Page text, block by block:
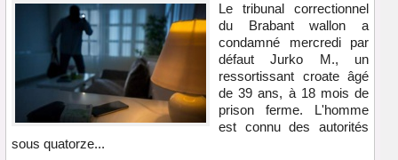
Le tribunal correctionnel
du Brabant wallon a
condamné mercredi par
défaut Jurko M., un
ressortissant croate âgé
de 39 ans, à 18 mois de
prison ferme. L'homme
est connu des autorités
sous quatorze...